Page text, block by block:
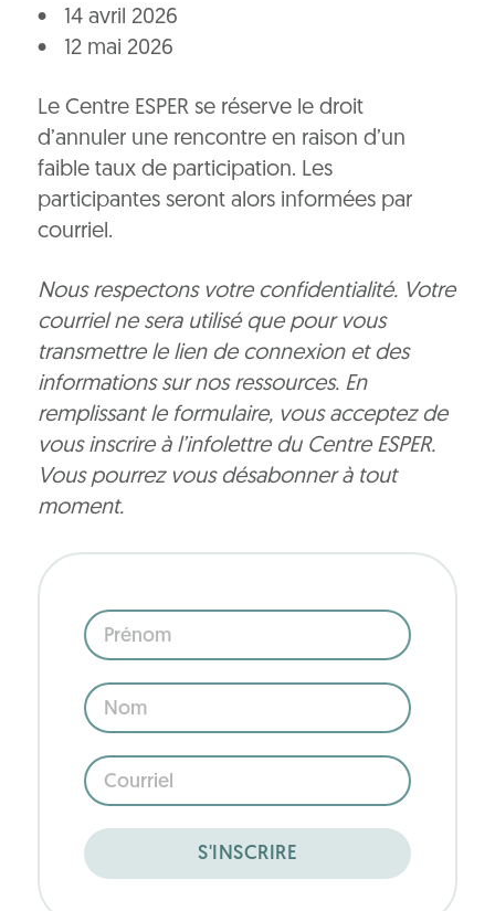
14 avril 2026
12 mai 2026
Le Centre ESPER se réserve le droit
d’annuler une rencontre en raison d’un
faible taux de participation. Les
participantes seront alors informées par
courriel.
Nous respectons votre confidentialité. Votre
courriel ne sera utilisé que pour vous
transmettre le lien de connexion et des
informations sur nos ressources. En
remplissant le formulaire, vous acceptez de
vous inscrire à l’infolettre du Centre ESPER.
Vous pourrez vous désabonner à tout
moment.
Prénom
Prénom
Nom
Nom
Courriel
Courriel
S'INSCRIRE